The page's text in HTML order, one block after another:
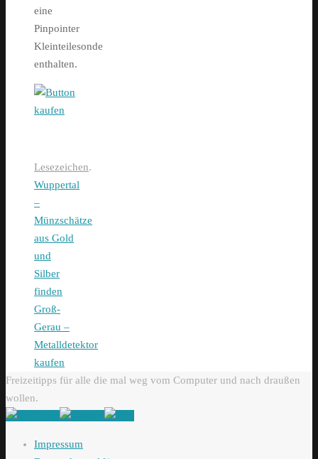
eine
Pinpointer
Kleinteilesonde
enthalten.
Lesezeichen.
Wuppertal
–
Münzschätze
aus Gold
und
Silber
finden
Groß-
Gerau –
Metalldetektor
kaufen
Freizeitipps für alle die mal weg vom Computer und nach draußen
wollen.
Impressum